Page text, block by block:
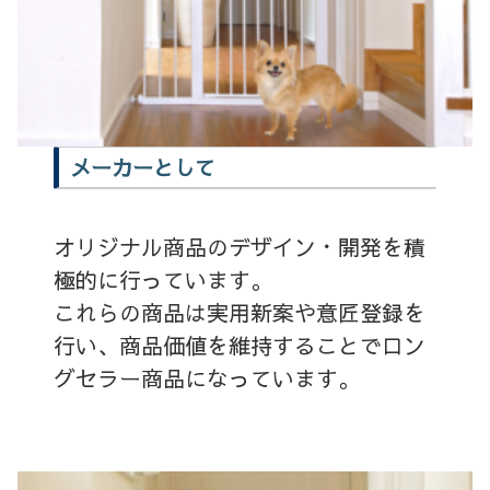
メーカーとして
オリジナル商品のデザイン・開発を積
極的に行っています。
これらの商品は実用新案や意匠登録を
行い、商品価値を維持することでロン
グセラー商品になっています。